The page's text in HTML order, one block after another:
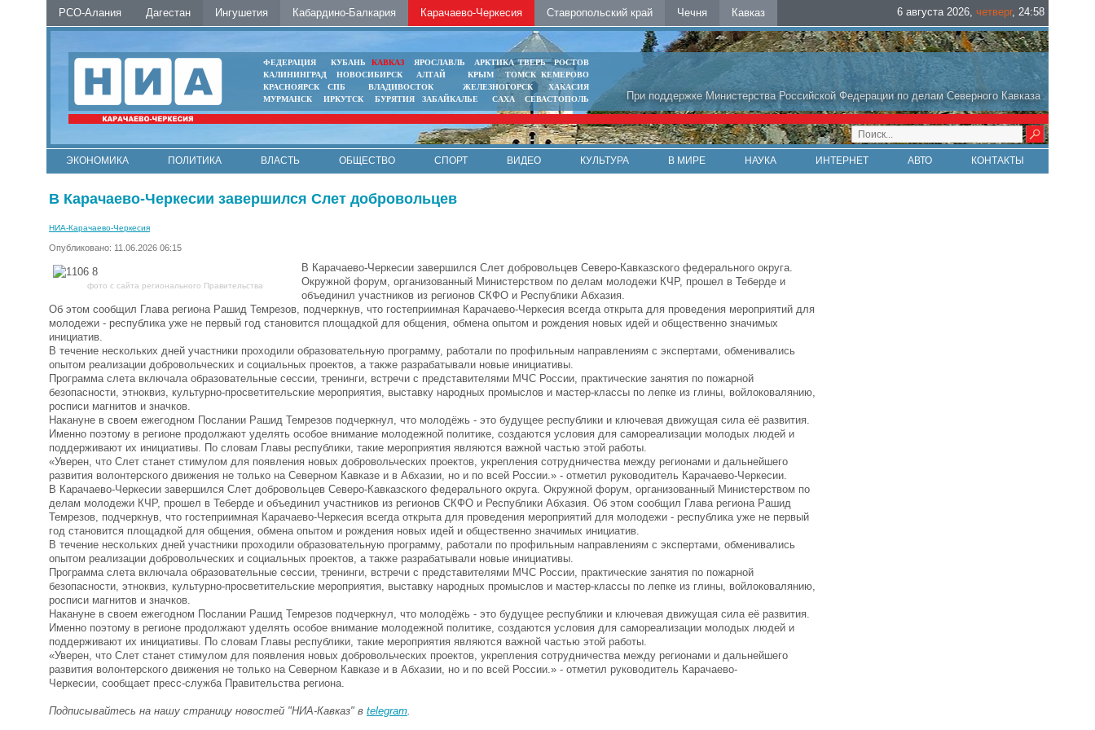
РСО-Алания Дагестан Ингушетия Кабардино-Балкария Карачаево-Черкесия Ставропольский край Чечня Кавказ 6 августа 2026, четверг, 24:58
При поддержке Министерства Российской Федерации по делам Северного Кавказа
ФЕДЕРАЦИЯ КУБАНЬ КАВКАЗ ЯРОСЛАВЛЬ АРКТИКА ТВЕРЬ
РОСТОВ
КАЛИНИНГРАД
НОВОСИБИРСК АЛТАЙ КРЫМ ТОМСК КЕМЕРОВО
КРАСНОЯРСК
СПБ ВЛАДИВОСТОК ЖЕЛЕЗНОГОРСК
ХАКАСИЯ
МУРМАНСК
ИРКУТСК БУРЯТИЯ ЗАБАЙКАЛЬЕ САХА СЕВАСТОПОЛЬ
ЭКОНОМИКА ПОЛИТИКА ВЛАСТЬ ОБЩЕСТВО СПОРТ ВИДЕО КУЛЬТУРА В МИРЕ НАУКА ИНТЕРНЕТ АВТО КОНТАКТЫ
В Карачаево-Черкесии завершился Слет добровольцев
НИА-Карачаево-Черкесия
Опубликовано: 11.06.2026 06:15
фото с сайта регионального Правительства
В Карачаево-Черкесии завершился Слет добровольцев Северо-Кавказского федерального округа.
Окружной форум, организованный Министерством по делам молодежи КЧР, прошел в Теберде и
объединил участников из регионов СКФО и Республики Абхазия.
Об этом сообщил Глава региона Рашид Темрезов, подчеркнув, что гостеприимная Карачаево-Черкесия всегда открыта для проведения мероприятий для
молодежи - республика уже не первый год становится площадкой для общения, обмена опытом и рождения новых идей и общественно значимых
инициатив.
В течение нескольких дней участники проходили образовательную программу, работали по профильным направлениям с экспертами, обменивались
опытом реализации добровольческих и социальных проектов, а также разрабатывали новые инициативы.
Программа слета включала образовательные сессии, тренинги, встречи с представителями МЧС России, практические занятия по пожарной
безопасности, этноквиз, культурно-просветительские мероприятия, выставку народных промыслов и мастер-классы по лепке из глины, войлоковалянию,
росписи магнитов и значков.
Накануне в своем ежегодном Послании Рашид Темрезов подчеркнул, что молодёжь - это будущее республики и ключевая движущая сила её развития.
Именно поэтому в регионе продолжают уделять особое внимание молодежной политике, создаются условия для самореализации молодых людей и
поддерживают их инициативы. По словам Главы республики, такие мероприятия являются важной частью этой работы.
«Уверен, что Слет станет стимулом для появления новых добровольческих проектов, укрепления сотрудничества между регионами и дальнейшего
развития волонтерского движения не только на Северном Кавказе и в Абхазии, но и по всей России.» - отметил руководитель Карачаево-Черкесии.
В Карачаево-Черкесии завершился Слет добровольцев Северо-Кавказского федерального округа. Окружной форум, организованный Министерством по
делам молодежи КЧР, прошел в Теберде и объединил участников из регионов СКФО и Республики Абхазия. Об этом сообщил Глава региона Рашид
Темрезов, подчеркнув, что гостеприимная Карачаево-Черкесия всегда открыта для проведения мероприятий для молодежи - республика уже не первый
год становится площадкой для общения, обмена опытом и рождения новых идей и общественно значимых инициатив.
В течение нескольких дней участники проходили образовательную программу, работали по профильным направлениям с экспертами, обменивались
опытом реализации добровольческих и социальных проектов, а также разрабатывали новые инициативы.
Программа слета включала образовательные сессии, тренинги, встречи с представителями МЧС России, практические занятия по пожарной
безопасности, этноквиз, культурно-просветительские мероприятия, выставку народных промыслов и мастер-классы по лепке из глины, войлоковалянию,
росписи магнитов и значков.
Накануне в своем ежегодном Послании Рашид Темрезов подчеркнул, что молодёжь - это будущее республики и ключевая движущая сила её развития.
Именно поэтому в регионе продолжают уделять особое внимание молодежной политике, создаются условия для самореализации молодых людей и
поддерживают их инициативы. По словам Главы республики, такие мероприятия являются важной частью этой работы.
«Уверен, что Слет станет стимулом для появления новых добровольческих проектов, укрепления сотрудничества между регионами и дальнейшего
развития волонтерского движения не только на Северном Кавказе и в Абхазии, но и по всей России.» - отметил руководитель Карачаево-
Черкесии, сообщает пресс-служба Правительства региона.
Подписывайтесь на нашу страницу новостей "НИА-Кавказ" в telegram